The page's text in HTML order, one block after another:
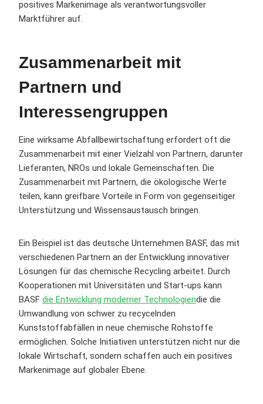
positives Markenimage als verantwortungsvoller
Marktführer auf.
Zusammenarbeit mit
Partnern und
Interessengruppen
Eine wirksame Abfallbewirtschaftung erfordert oft die
Zusammenarbeit mit einer Vielzahl von Partnern, darunter
Lieferanten, NROs und lokale Gemeinschaften. Die
Zusammenarbeit mit Partnern, die ökologische Werte
teilen, kann greifbare Vorteile in Form von gegenseitiger
Unterstützung und Wissensaustausch bringen.
Ein Beispiel ist das deutsche Unternehmen BASF, das mit
verschiedenen Partnern an der Entwicklung innovativer
Lösungen für das chemische Recycling arbeitet. Durch
Kooperationen mit Universitäten und Start-ups kann
BASF die Entwicklung moderner Technologiendie die
Umwandlung von schwer zu recycelnden
Kunststoffabfällen in neue chemische Rohstoffe
ermöglichen. Solche Initiativen unterstützen nicht nur die
lokale Wirtschaft, sondern schaffen auch ein positives
Markenimage auf globaler Ebene.